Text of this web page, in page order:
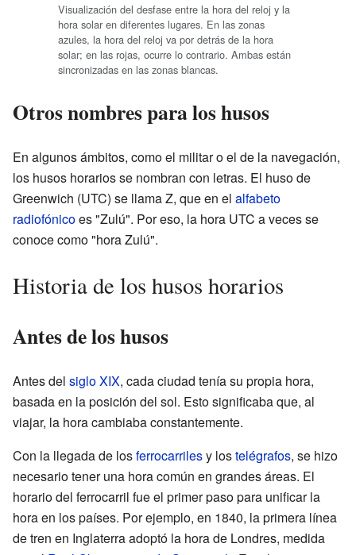
Visualización del desfase entre la hora del reloj y la
hora solar en diferentes lugares. En las zonas
azules, la hora del reloj va por detrás de la hora
solar; en las rojas, ocurre lo contrario. Ambas están
sincronizadas en las zonas blancas.
Otros nombres para los husos
En algunos ámbitos, como el militar o el de la navegación,
los husos horarios se nombran con letras. El huso de
Greenwich (UTC) se llama Z, que en el alfabeto
radiofónicoes "Zulú". Por eso, la hora UTC a veces se
conoce como "hora Zulú".
Historia de los husos horarios
Antes de los husos
Antes del siglo XIX, cada ciudad tenía su propia hora,
basada en la posición del sol. Esto significaba que, al
viajar, la hora cambiaba constantemente.
Con la llegada de losferrocarrilesy lostelégrafos, se hizo
necesario tener una hora común en grandes áreas. El
horario del ferrocarril fue el primer paso para unificar la
hora en los países. Por ejemplo, en 1840, la primera línea
de tren en Inglaterra adoptó la hora de Londres, medida